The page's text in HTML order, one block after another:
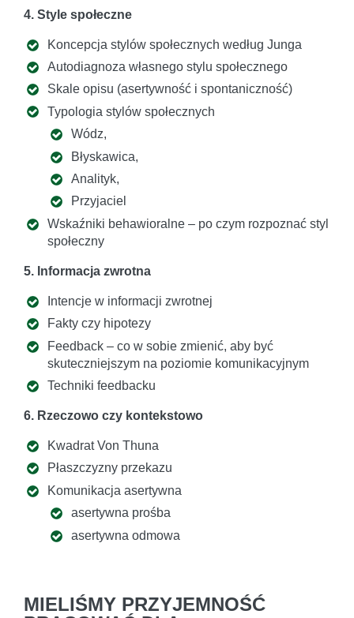
4. Style społeczne
Koncepcja stylów społecznych według Junga
Autodiagnoza własnego stylu społecznego
Skale opisu (asertywność i spontaniczność)
Typologia stylów społecznych
Wódz,
Błyskawica,
Analityk,
Przyjaciel
Wskaźniki behawioralne – po czym rozpoznać styl
społeczny
5. Informacja zwrotna
Intencje w informacji zwrotnej
Fakty czy hipotezy
Feedback – co w sobie zmienić, aby być
skuteczniejszym na poziomie komunikacyjnym
Techniki feedbacku
6. Rzeczowo czy kontekstowo
Kwadrat Von Thuna
Płaszczyzny przekazu
Komunikacja asertywna
asertywna prośba
asertywna odmowa
MIELIŚMY PRZYJEMNOŚĆ